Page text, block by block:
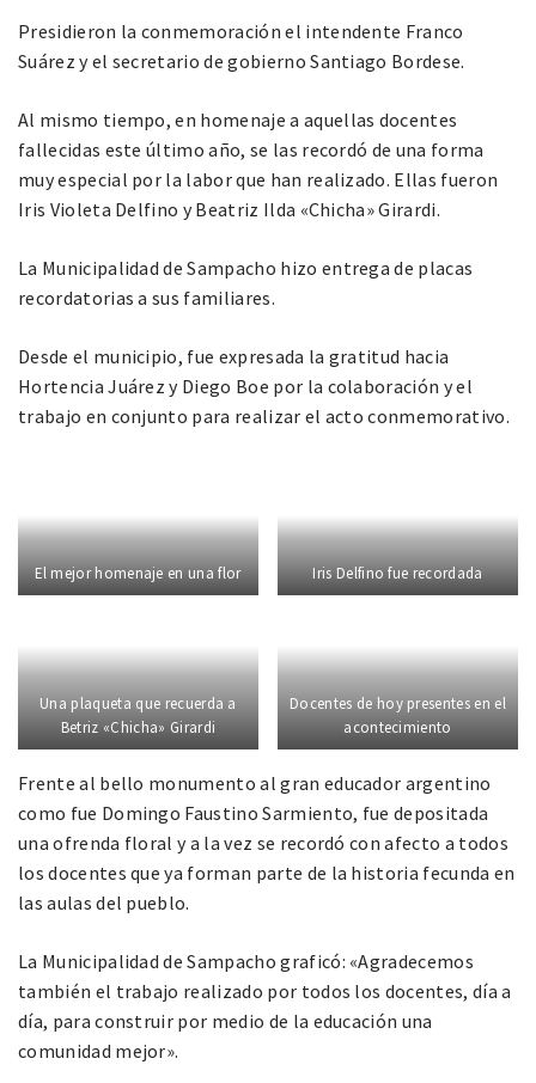
Presidieron la conmemoración el intendente Franco
Suárez y el secretario de gobierno Santiago Bordese.
Al mismo tiempo, en homenaje a aquellas docentes
fallecidas este último año, se las recordó de una forma
muy especial por la labor que han realizado. Ellas fueron
Iris Violeta Delfino y Beatriz Ilda «Chicha» Girardi.
La Municipalidad de Sampacho hizo entrega de placas
recordatorias a sus familiares.
Desde el municipio, fue expresada la gratitud hacia
Hortencia Juárez y Diego Boe por la colaboración y el
trabajo en conjunto para realizar el acto conmemorativo.
El mejor homenaje en una flor Iris Delfino fue recordada
Una plaqueta que recuerda a
Betriz «Chicha» Girardi
Docentes de hoy presentes en el
acontecimiento
Frente al bello monumento al gran educador argentino
como fue Domingo Faustino Sarmiento, fue depositada
una ofrenda floral y a la vez se recordó con afecto a todos
los docentes que ya forman parte de la historia fecunda en
las aulas del pueblo.
La Municipalidad de Sampacho graficó: «Agradecemos
también el trabajo realizado por todos los docentes, día a
día, para construir por medio de la educación una
comunidad mejor».